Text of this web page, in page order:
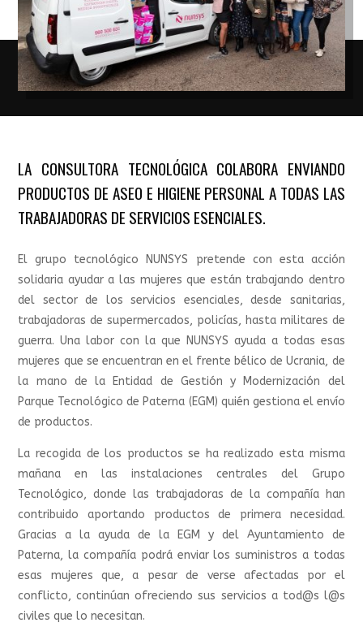
LA CONSULTORA TECNOLÓGICA COLABORA ENVIANDO
PRODUCTOS DE ASEO E HIGIENE PERSONAL A TODAS LAS
TRABAJADORAS DE SERVICIOS ESENCIALES.
El grupo tecnológico NUNSYS pretende con esta acción
solidaria ayudar a las mujeres que están trabajando dentro
del sector de los servicios esenciales, desde sanitarias,
trabajadoras de supermercados, policías, hasta militares de
guerra. Una labor con la que NUNSYS ayuda a todas esas
mujeres que se encuentran en el frente bélico de Ucrania, de
la mano de la Entidad de Gestión y Modernización del
Parque Tecnológico de Paterna (EGM) quién gestiona el envío
de productos.
La recogida de los productos se ha realizado esta misma
mañana en las instalaciones centrales del Grupo
Tecnológico, donde las trabajadoras de la compañía han
contribuido aportando productos de primera necesidad.
Gracias a la ayuda de la EGM y del Ayuntamiento de
Paterna, la compañía podrá enviar los suministros a todas
esas mujeres que, a pesar de verse afectadas por el
conflicto, continúan ofreciendo sus servicios a tod@s l@s
civiles que lo necesitan.